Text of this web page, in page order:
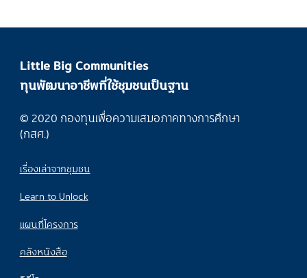
Little Big Communities
ทุนพัฒนาอาชีพที่ใช้ชุมชนเป็นฐาน
© 2020 กองทุนเพื่อความเสมอภาคทางการศึกษา
(กสศ.)
เรื่องเล่าจากชุมชน
Learn to Unlock
แผนที่โครงการ
คลังหนังสือ